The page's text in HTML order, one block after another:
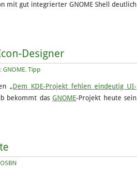
mit gut integrierter GNOME Shell deutlich
Designer
GNOME, Tipp
„Dem KDE-Projekt fehlen eindeutig UI-
bekommt das GNOME-Projekt heute sein
OSBN